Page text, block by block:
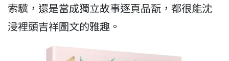
索驥，還是當成獨立故事逐頁品翫，都很能沈
浸裡頭吉祥圖文的雅趣。